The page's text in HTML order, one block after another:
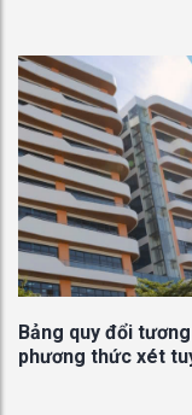
16/06
Ấn
tác
2026 -
Bảng quy đổi
phương thức xét